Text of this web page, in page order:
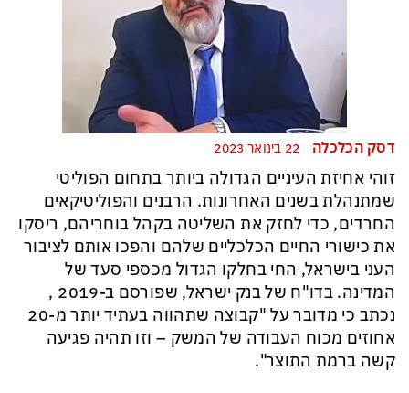
דסק הכלכלה
זוהי אחיזת העיניים הגדולה ביותר בתחום הפוליטי
שמתנהלת בשנים האחרונות. הרבנים והפוליטיקאים
החרדים, כדי לחזק את השליטה בקהל בוחריהם, ריסקו
את כישורי החיים הכלכליים שלהם והפכו אותם לציבור
העני בישראל, החי בחלקו הגדול מכספי סעד של
המדינה. בדו"ח של בנק ישראל, שפורסם ב-2019 ,
נכתב כי מדובר על "קבוצה שתהווה בעתיד יותר מ-20
אחוזים מכוח העבודה של המשק – וזו תהיה פגיעה
קשה ברמת התוצר".